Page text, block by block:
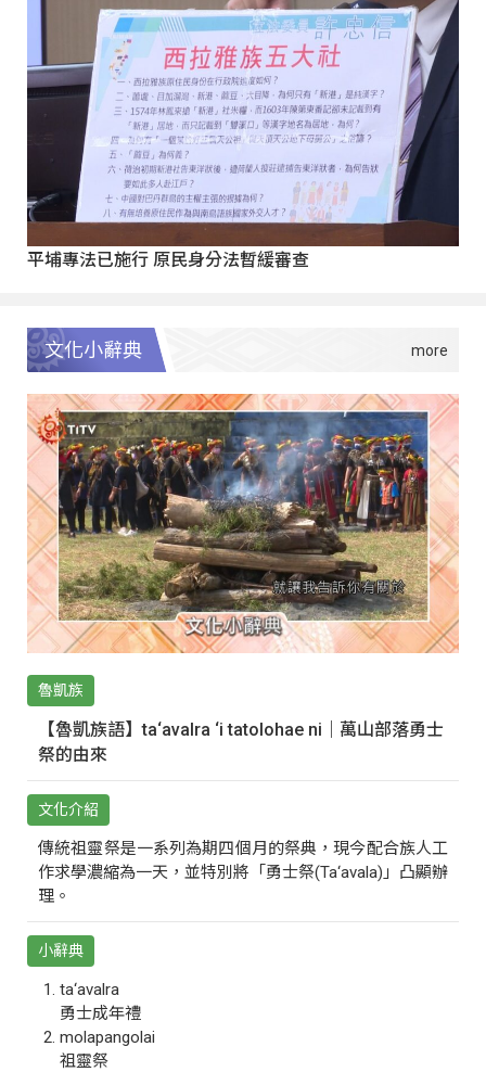
平埔專法已施行 原民身分法暫緩審查
文化小辭典
魯凱族
【魯凱族語】ta‘avalra ‘i tatolohae ni｜萬山部落勇士
祭的由來
文化介紹
傳統祖靈祭是一系列為期四個月的祭典，現今配合族人工
作求學濃縮為一天，並特別將「勇士祭(Ta‘avala)」凸顯辦
理。
小辭典
ta‘avalra
勇士成年禮
molapangolai
祖靈祭